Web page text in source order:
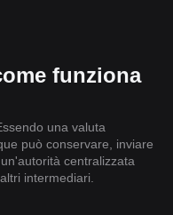
funziona
una valuta
può conservare, inviare
centralizzata
intermediari.